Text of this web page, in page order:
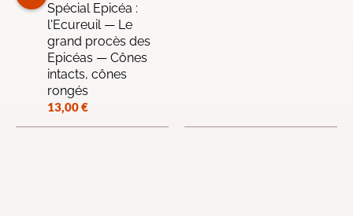
Spécial Epicéa :
l'Ecureuil — Le
grand procès des
Epicéas — Cônes
intacts, cônes
rongés
13,00€